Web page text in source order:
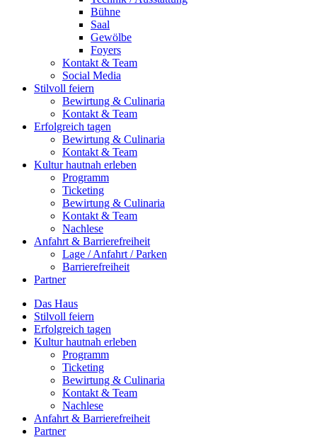
Bühne
Saal
Gewölbe
Foyers
Kontakt & Team
Social Media
Stilvoll feiern
Bewirtung & Culinaria
Kontakt & Team
Erfolgreich tagen
Bewirtung & Culinaria
Kontakt & Team
Kultur hautnah erleben
Programm
Ticketing
Bewirtung & Culinaria
Kontakt & Team
Nachlese
Anfahrt & Barrierefreiheit
Lage / Anfahrt / Parken
Barrierefreiheit
Partner
Das Haus
Stilvoll feiern
Erfolgreich tagen
Kultur hautnah erleben
Programm
Ticketing
Bewirtung & Culinaria
Kontakt & Team
Nachlese
Anfahrt & Barrierefreiheit
Partner